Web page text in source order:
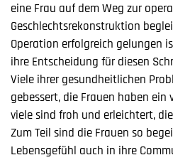
eine Frau auf dem Weg zur
Geschlechtsrekonstruktion
Operation erfolgreich gelungen
ihre Entscheidung für diesen
Viele ihrer gesundheitlichen
gebessert, die Frauen haben ein
viele sind froh und erleichtert,
Zum Teil sind die Frauen so
Lebensgefühl auch in ihre